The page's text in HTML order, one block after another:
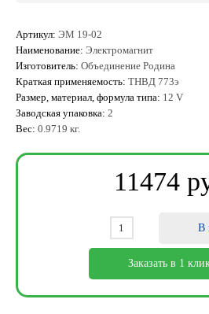
Артикул: ЭМ 19-02
Наименование: Электромагнит
Изготовитель: Объединение Родина
Краткая применяемость: ТНВД 773э
Размер, материал, формула типа: 12 V
Заводская упаковка: 2
Вес: 0.9719 кг.
11474
В
Заказать в 1